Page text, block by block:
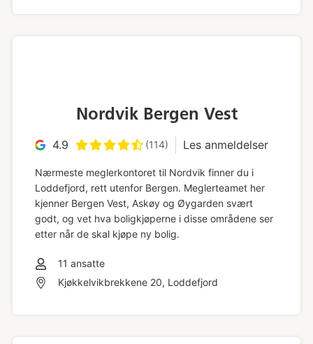
Nordvik Bergen Vest
4.9 (114) Les anmeldelser
Nærmeste meglerkontoret til Nordvik finner du i
Loddefjord, rett utenfor Bergen. Meglerteamet her
kjenner Bergen Vest, Askøy og Øygarden svært
godt, og vet hva boligkjøperne i disse områdene ser
etter når de skal kjøpe ny bolig.
11 ansatte
Kjøkkelvikbrekkene 20, Loddefjord